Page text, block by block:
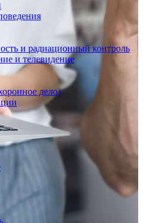
и радиационный контроль
и телевидение
дело)